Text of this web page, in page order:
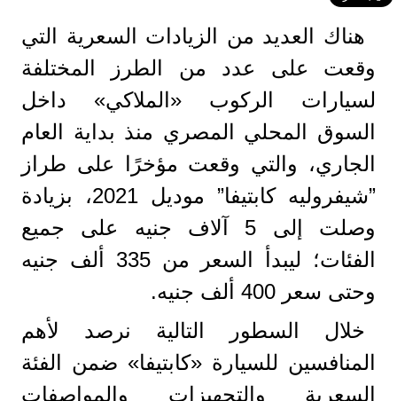
هناك العديد من الزيادات السعرية التي
وقعت على عدد من الطرز المختلفة
لسيارات الركوب «الملاكي» داخل
السوق المحلي المصري منذ بداية العام
الجاري، والتي وقعت مؤخرًا على طراز
”شيفروليه كابتيفا” موديل 2021، بزيادة
وصلت إلى 5 آلاف جنيه على جميع
الفئات؛ ليبدأ السعر من 335 ألف جنيه
وحتى سعر 400 ألف جنيه.
خلال السطور التالية نرصد لأهم
المنافسين للسيارة «كابتيفا» ضمن الفئة
السعرية والتجهيزات والمواصفات